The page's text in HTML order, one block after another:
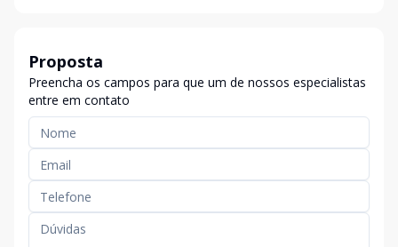
Proposta
Preencha os campos para que um de nossos especialistas
entre em contato